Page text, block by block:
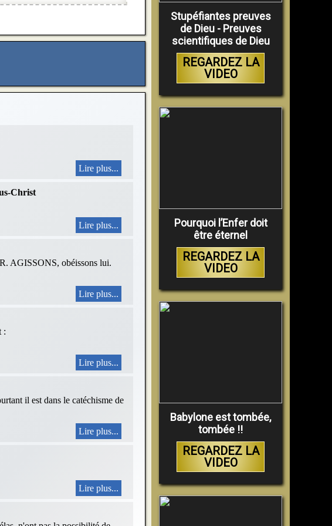
Lire plus...
Christ
Lire plus...
AGISSONS, obéissons lui.
Lire plus...
:
Lire plus...
il est dans le catéchisme de
Lire plus...
Lire plus...
Stupéfiantes preuves
de Dieu - Preuves
scientifiques de Dieu
REGARDEZ LA
VIDEO
Pourquoi l’Enfer doit
être éternel
REGARDEZ LA
VIDEO
Babylone est tombée,
tombée !!
REGARDEZ LA
VIDEO